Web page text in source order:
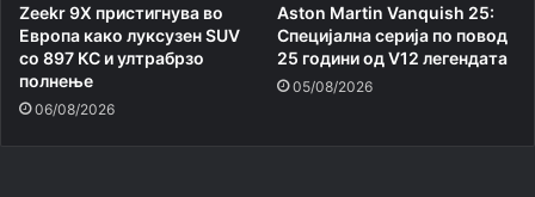
Zeekr 9X пристигнува во
Европа како луксузен SUV
со 897 КС и ултрабрзо
полнење
06/08/2026
Aston Martin Vanquish 25:
Специјална серија по повод
25 години од V12 легендата
05/08/2026